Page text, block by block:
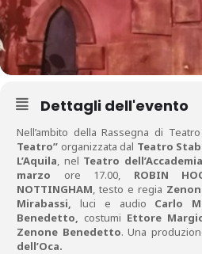
Dettagli dell'evento
Nell’ambito della Rassegna di
Teatro” organizzata dal Teatro
L’Aquila, nel Teatro
marzo ore 17.00, ROBIN
NOTTINGHAM, testo e regia
Mirabassi, luci e audio Carlo
Benedetto, costumi Ettore
Zenone Benedetto. Una
dell’Oca.